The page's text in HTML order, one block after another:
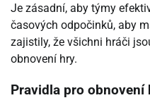
Je zásadní, aby týmy
časových odpočinků, aby
zajistily, že všichni hráči
obnovení hry.
Pravidla pro